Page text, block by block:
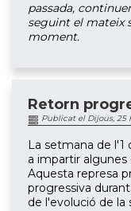
passada,
seguint el mateix
moment.
Retorn
Publicat el Dijous, 25
La setmana de l'1
a impartir algunes
Aquesta represa
progressiva
de l'evolució de la